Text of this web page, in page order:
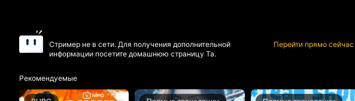
Стример не в сети. Для получения дополнительной
информации посетите домашнюю страницу Та.
Перейти прямо сейчас
Рекомендуемые